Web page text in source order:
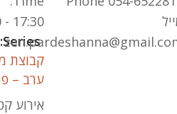
17:30 - 18:00
Series:
קבוצת
ערב –
אירוע